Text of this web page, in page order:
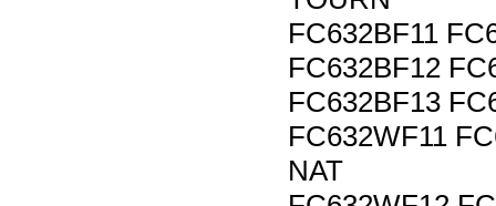
FC632BF11
FC632BF12
FC632BF13
FC632WF11
NAT